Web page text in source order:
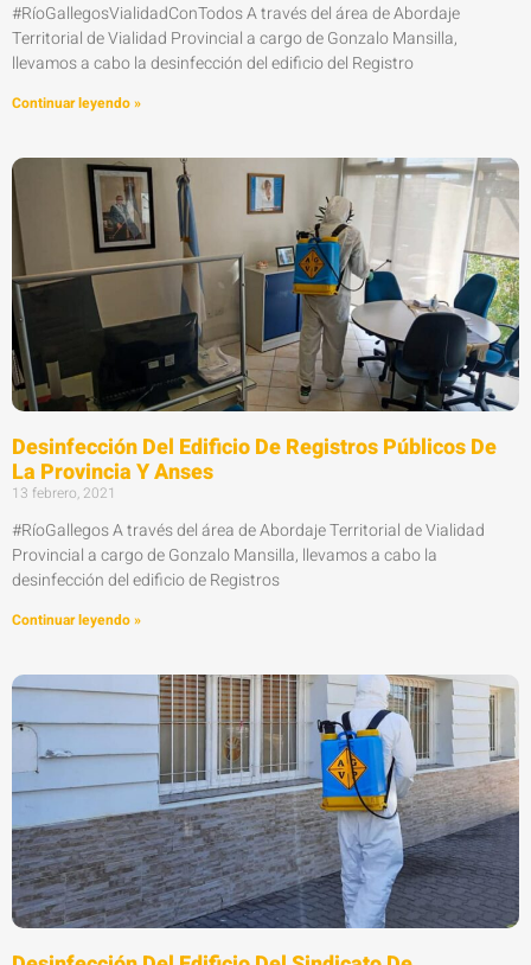
#RíoGallegosVialidadConTodos A través del área de Abordaje
Territorial de Vialidad Provincial a cargo de Gonzalo Mansilla,
llevamos a cabo la desinfección del edificio del Registro
Continuar leyendo »
Desinfección Del Edificio De Registros Públicos De
La Provincia Y Anses
13 febrero, 2021
#RíoGallegos A través del área de Abordaje Territorial de Vialidad
Provincial a cargo de Gonzalo Mansilla, llevamos a cabo la
desinfección del edificio de Registros
Continuar leyendo »